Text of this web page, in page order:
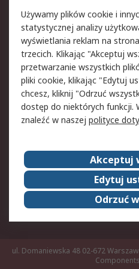
Aspekty prawne
Bezpieczeństwo e-
maila
Polityka prywatności
Zastrzeżenia prawne
O firmie RS
Kariera
ESG
ul. Domaniewska 48 02-672
Używamy plików cookie i
statystycznej analizy
wyświetlania reklam na
trzecich. Klikając "Akceptuj
przetwarzanie wszystkich
pliki cookie, klikając "Edytuj
chcesz, kliknij "Odrzuć
dostęp do niektórych funkcji.
znaleźć w naszej polityce
Akceptuj
Edytuj
Odrzuć